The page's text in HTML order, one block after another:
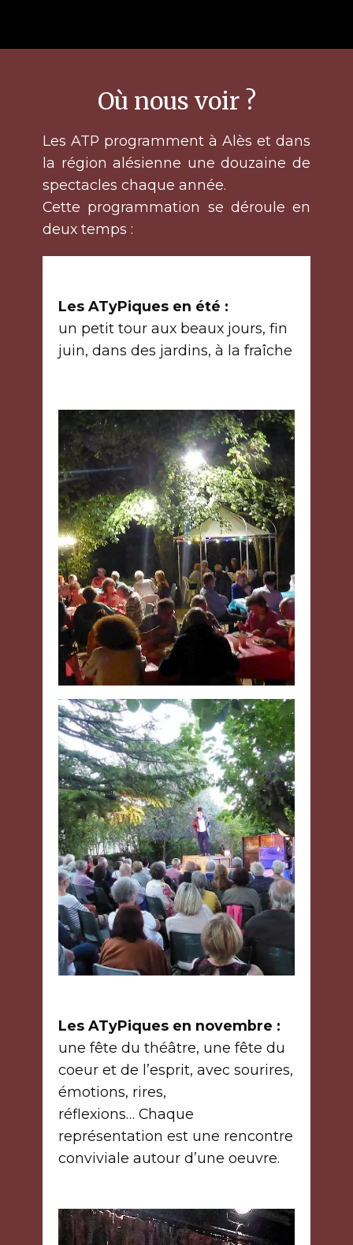
Où nous voir ?
Les ATP programment à Alès et dans
la région alésienne une douzaine de
spectacles chaque année.
Cette programmation se déroule en
deux temps :
Les ATyPiques en été :
un petit tour aux beaux jours, fin
juin, dans des jardins, à la fraîche
Les ATyPiques en novembre :
une fête du théâtre, une fête du
coeur et de l’esprit, avec sourires,
émotions, rires,
réflexions… Chaque
représentation est une rencontre
conviviale autour d’une oeuvre.